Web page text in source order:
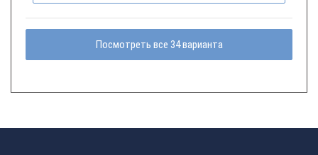
Посмотреть все 34 варианта